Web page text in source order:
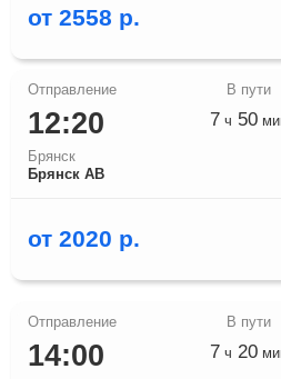
от 2558 р.
12:20
Брянск
Брянск АВ
7 ч 50
от 2020 р.
14:00 7 ч 20